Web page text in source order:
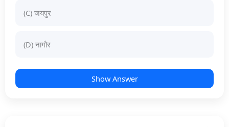
(C) जयपुर
(D) नागौर
Show Answer